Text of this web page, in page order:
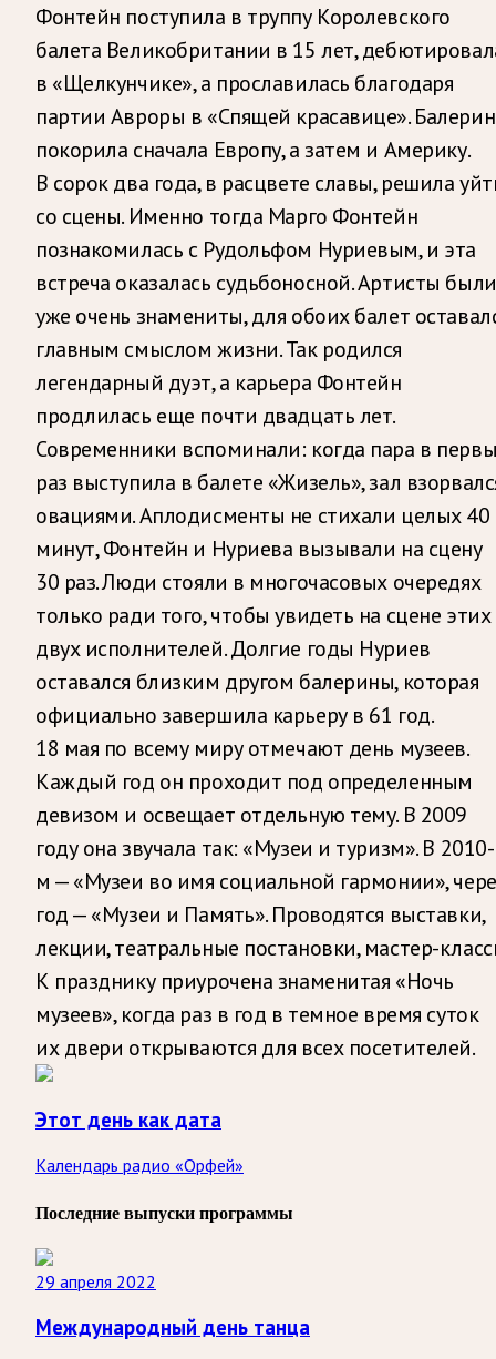
Фонтейн поступила в труппу Королевского
балета Великобритании в 15 лет,
в «Щелкунчике», а прославилась благодаря
партии Авроры в «Спящей красавице».
покорила сначала Европу, а затем и Америку.
В сорок два года, в расцвете славы, решила
со сцены. Именно тогда Марго Фонтейн
познакомилась с Рудольфом Нуриевым, и эта
встреча оказалась судьбоносной. Артисты были
уже очень знамениты, для обоих балет
главным смыслом жизни. Так родился
легендарный дуэт, а карьера Фонтейн
продлилась еще почти двадцать лет.
Современники вспоминали: когда пара в
раз выступила в балете «Жизель», зал
овациями. Аплодисменты не стихали целых 40
минут, Фонтейн и Нуриева вызывали на сцену
30 раз. Люди стояли в многочасовых очередях
только ради того, чтобы увидеть на сцене этих
двух исполнителей. Долгие годы Нуриев
оставался близким другом балерины, которая
официально завершила карьеру в 61 год.
18 мая по всему миру отмечают день музеев.
Каждый год он проходит под определенным
девизом и освещает отдельную тему. В 2009
году она звучала так: «Музеи и туризм». В 2010-
м — «Музеи во имя социальной гармонии»,
год — «Музеи и Память». Проводятся выставки,
лекции, театральные постановки, мастер-
К празднику приурочена знаменитая «Ночь
музеев», когда раз в год в темное время суток
их двери открываются для всех посетителей.
Этот день как дата
Календарь радио «Орфей»
Последние выпуски программы
29 апреля 2022
Международный день танца